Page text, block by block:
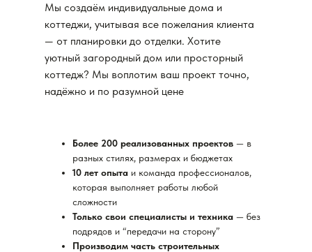
Мы создаём индивидуальные дома и
коттеджи, учитывая все пожелания клиента
— от планировки до отделки. Хотите
уютный загородный дом или просторный
коттедж? Мы воплотим ваш проект точно,
надёжно и по разумной цене
Более 200 реализованных проектов — в
разных стилях, размерах и бюджетах
10 лет опыта и команда профессионалов,
которая выполняет работы любой
сложности
Только свои специалисты и техника — без
подрядов и “передачи на сторону”
Производим часть строительных